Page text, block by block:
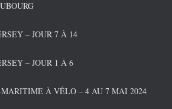
– JOUR 7 À 14
– JOUR 1 À 6
À VÉLO – 4 AU 7 MAI 2024